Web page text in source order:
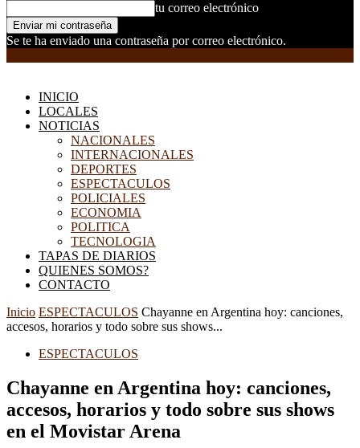
tu correo electrónico
Se te ha enviado una contraseña por correo electrónico.
INICIO
LOCALES
NOTICIAS
NACIONALES
INTERNACIONALES
DEPORTES
ESPECTACULOS
POLICIALES
ECONOMIA
POLITICA
TECNOLOGIA
TAPAS DE DIARIOS
QUIENES SOMOS?
CONTACTO
Inicio ESPECTACULOS Chayanne en Argentina hoy: canciones,
accesos, horarios y todo sobre sus shows...
ESPECTACULOS
Chayanne en Argentina hoy: canciones,
accesos, horarios y todo sobre sus shows
en el Movistar Arena